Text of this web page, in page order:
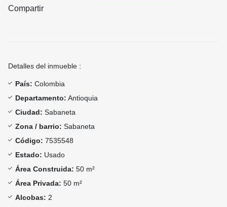
Compartir
Detalles del inmueble :
País: Colombia
Departamento: Antioquia
Ciudad: Sabaneta
Zona / barrio: Sabaneta
Código: 7535548
Estado: Usado
Área Construida: 50 m²
Área Privada: 50 m²
Alcobas: 2